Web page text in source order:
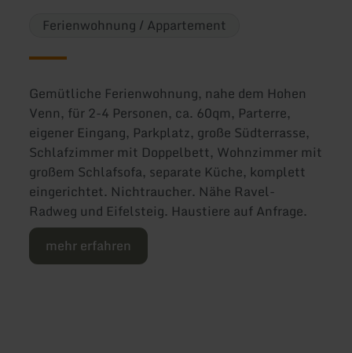
Ferienwohnung / Appartement
Gemütliche Ferienwohnung, nahe dem Hohen
Venn, für 2-4 Personen, ca. 60qm, Parterre,
eigener Eingang, Parkplatz, große Südterrasse,
Schlafzimmer mit Doppelbett, Wohnzimmer mit
großem Schlafsofa, separate Küche, komplett
eingerichtet. Nichtraucher. Nähe Ravel-
Radweg und Eifelsteig. Haustiere auf Anfrage.
mehr erfahren